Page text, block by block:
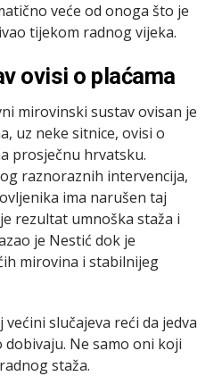
veće od onoga što je
tijekom radnog vijeka.
ovisi o plaćama
mirovinski sustav ovisan je
uz neke sitnice, ovisi o
prosječnu hrvatsku.
raznoraznih intervencija,
ima narušen taj
rezultat umnoška staža i
je Nestić dok je
mirovina i stabilnijeg
slučajeva reći da jedva
Ne samo oni koji
staža.